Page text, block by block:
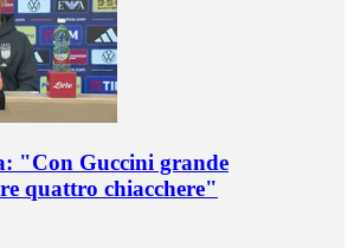
"Con Guccini grande
quattro chiacchere"